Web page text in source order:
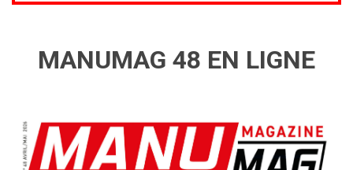
MANUMAG 48 EN LIGNE